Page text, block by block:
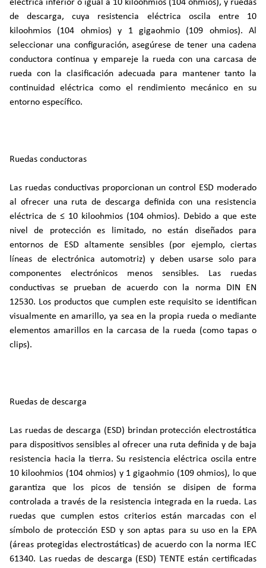
eléctrica inferior o igual a 10 kiloohmios (104 ohmios), y ruedas
de descarga, cuya resistencia eléctrica oscila entre 10
kiloohmios (104 ohmios) y 1 gigaohmio (109 ohmios). Al
seleccionar una configuración, asegúrese de tener una cadena
conductora continua y empareje la rueda con una carcasa de
rueda con la clasificación adecuada para mantener tanto la
continuidad eléctrica como el rendimiento mecánico en su
entorno específico.
Ruedas conductoras
Las ruedas conductivas proporcionan un control ESD moderado
al ofrecer una ruta de descarga definida con una resistencia
eléctrica de ≤ 10 kiloohmios (104 ohmios). Debido a que este
nivel de protección es limitado, no están diseñados para
entornos de ESD altamente sensibles (por ejemplo, ciertas
líneas de electrónica automotriz) y deben usarse solo para
componentes electrónicos menos sensibles. Las ruedas
conductivas se prueban de acuerdo con la norma DIN EN
12530. Los productos que cumplen este requisito se identifican
visualmente en amarillo, ya sea en la propia rueda o mediante
elementos amarillos en la carcasa de la rueda (como tapas o
clips).
Ruedas de descarga
Las ruedas de descarga (ESD) brindan protección electrostática
para dispositivos sensibles al ofrecer una ruta definida y de baja
resistencia hacia la tierra. Su resistencia eléctrica oscila entre
10 kiloohmios (104 ohmios) y 1 gigaohmio (109 ohmios), lo que
garantiza que los picos de tensión se disipen de forma
controlada a través de la resistencia integrada en la rueda. Las
ruedas que cumplen estos criterios están marcadas con el
símbolo de protección ESD y son aptas para su uso en la EPA
(áreas protegidas electrostáticas) de acuerdo con la norma IEC
61340. Las ruedas de descarga (ESD) TENTE están certificadas